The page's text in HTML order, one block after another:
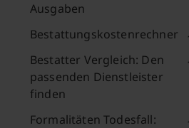
Ausgaben
Bestattungskostenrechner
Bestatter Vergleich: Den
passenden Dienstleister
finden
Formalitäten Todesfall: